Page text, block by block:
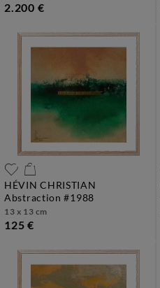
2.200 €
HÉVIN CHRISTIAN
abstraction #1988
13 x 13 cm
125 €